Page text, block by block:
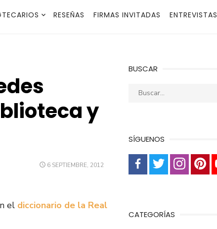
RESEÑAS FIRMAS INVITADAS ENTREVISTAS
y
PUBLICADO
6 SEPTIEMBRE, 2012
el diccionario de la Real
BUSCAR
Buscar:
SÍGUENOS
CATEGORÍAS